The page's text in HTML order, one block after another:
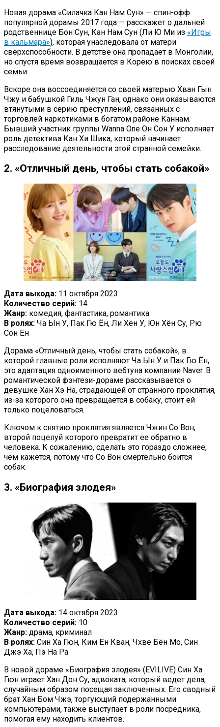
Новая дорама «Силачка Кан Нам Сун» — спин-офф
популярной дорамы 2017 года — расскажет о дальней
родственнице Бон Сун, Кан Нам Сун (Ли Ю Ми из «Игры
в кальмара»), которая унаследовала от матери
сверхспособности. В детстве она пропадает в Монголии,
но спустя время возвращается в Корею в поисках своей
семьи.
Вскоре она воссоединяется со своей матерью Хван Гын
Чжу и бабушкой Гиль Чжун Ган, однако они оказываются
втянутыми в серию преступлений, связанных с
торговлей наркотиками в богатом районе Каннам.
Бывший участник группы Wanna One Он Сон У исполняет
роль детектива Кан Хи Шика, который начинает
расследование деятельности этой странной семейки.
2. «Отличный день, чтобы стать собакой»
Дата выхода: 11 октября 2023
Количество серий: 14
Жанр: комедия, фантастика, романтика
В ролях: Ча Ын У, Пак Гю Ён, Ли Хён У, Юн Хён Су, Рю
Сон Ён
Дорама «Отличный день, чтобы стать собакой», в
которой главные роли исполняют Ча Ын У и Пак Гю Ён,
это адаптация одноименного вебтуна компании Naver. В
романтической фэнтези-дораме рассказывается о
девушке Хан Хэ На, страдающей от странного проклятия,
из-за которого она превращается в собаку, стоит ей
только поцеловаться.
Ключом к снятию проклятия является Чжин Со Вон,
второй поцелуй которого превратит ее обратно в
человека. К сожалению, сделать это гораздо сложнее,
чем кажется, потому что Со Вон смертельно боится
собак.
3. «Биография злодея»
Дата выхода: 14 октября 2023
Количество серий: 10
Жанр: драма, криминал
В ролях: Син Ха Гюн, Ким Ён Кван, Чхве Бён Мо, Син
Джэ Ха, Пэ На Ра
В новой дораме «Биография злодея» (EVILIVE) Син Ха
Гюн играет Хан Дон Су, адвоката, который ведет дела,
случайным образом посещая заключенных. Его сводный
брат Хан Бом Чжэ, торгующий подержанными
компьютерами, также выступает в роли посредника,
помогая ему находить клиентов.